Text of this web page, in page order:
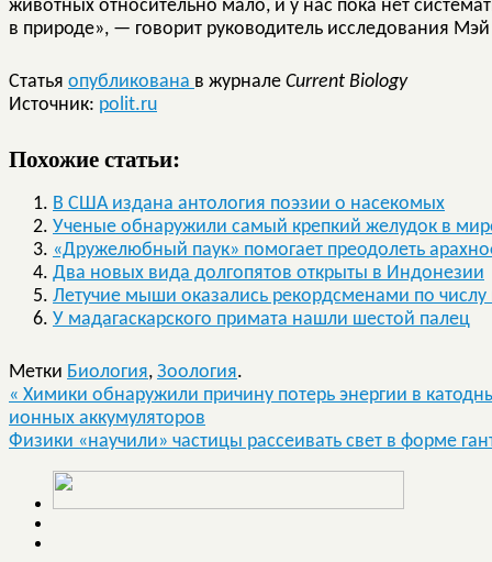
животных относительно мало, и у нас пока нет
в природе», — говорит руководитель исследования
Статья опубликована в журнале Current Biology
Источник: polit.ru
Похожие статьи:
В США издана антология поэзии о насекомых
Ученые обнаружили самый крепкий желудок в
«Дружелюбный паук» помогает преодолеть
Два новых вида долгопятов открыты в Индонезии
Летучие мыши оказались рекордсменами по
У мадагаскарского примата нашли шестой палец
Метки Биология, Зоология.
« Химики обнаружили причину потерь энергии в
ионных аккумуляторов
Физики «научили» частицы рассеивать свет в форме